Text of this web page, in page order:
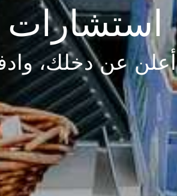
استشارات
أعلن عن دخلك،